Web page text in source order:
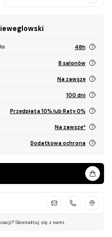
48h
8 salonów
Na zawsze
100 dni
Przedpłata 10% lub Raty 0%
Na zawsze*
Dodatkowa ochrona
Skontaktuj się z nami.